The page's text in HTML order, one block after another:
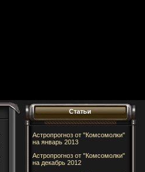
Статьи
Астропрогноз от "Комсомолки"
на январь 2013
Астропрогноз от "Комсомолки"
на декабрь 2012